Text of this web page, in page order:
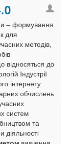
– формування
для
методів,
відносяться до
Індустрії
інтернету
обчислень
систем
та